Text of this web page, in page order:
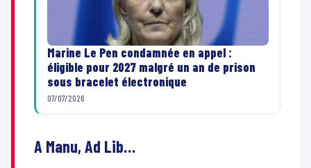
Marine Le Pen condamnée en appel :
éligible pour 2027 malgré un an de prison
sous bracelet électronique
07/07/2026
A Manu, Ad Lib…